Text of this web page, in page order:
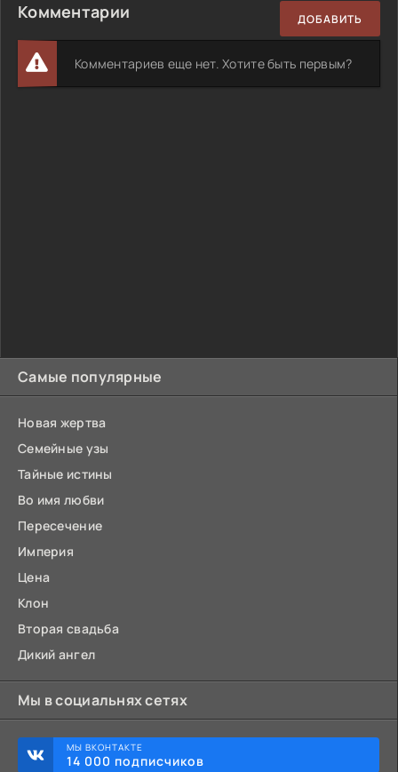
Самые популярные
Новая жертва
Семейные узы
Тайные истины
Во имя любви
Пересечение
Империя
Цена
Клон
Вторая свадьба
Дикий ангел
Мы в социальнях сетях
МЫ ВКОНТАКТЕ
14 000 подписчиков
Комментарии ДОБАВИТЬ
Комментариев еще нет. Хотите быть первым?